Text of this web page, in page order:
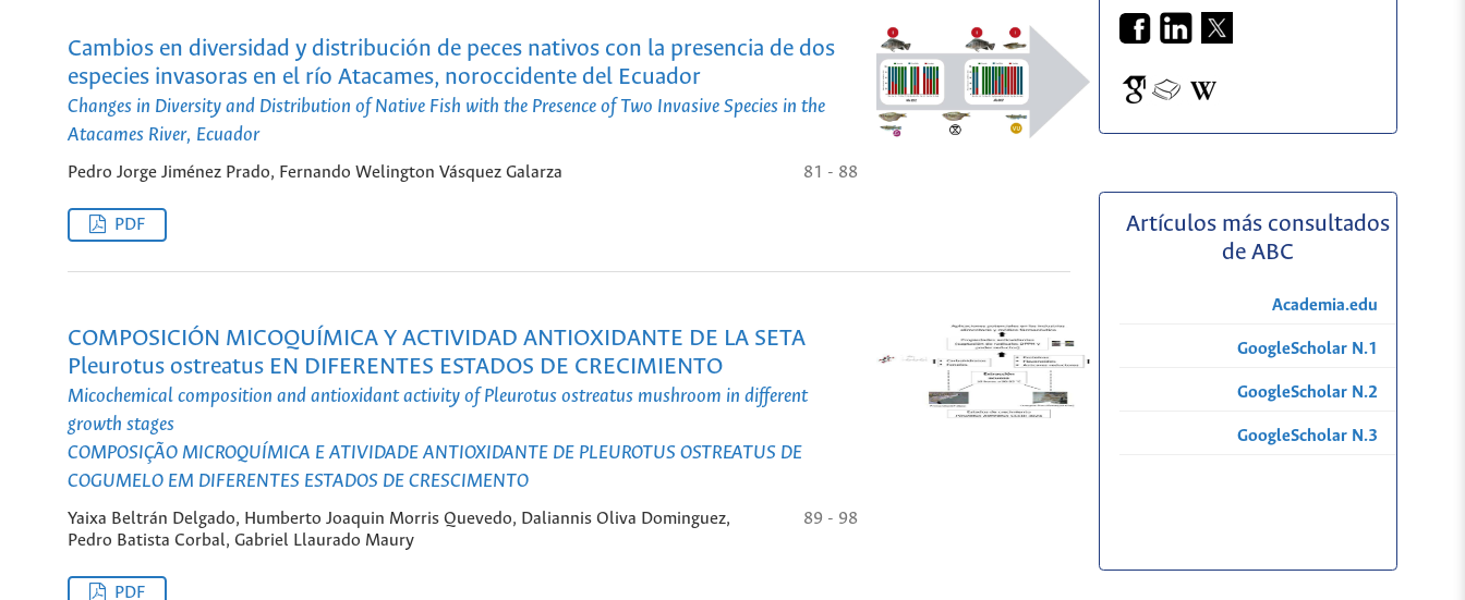
Cambios en diversidad y distribución de peces nativos con la presencia de dos
especies invasoras en el río Atacames, noroccidente del Ecuador
Changes in Diversity and Distribution of Native Fish with the Presence of Two Invasive Species in the
Atacames River, Ecuador
Pedro Jorge Jiménez Prado, Fernando Welington Vásquez Galarza 81 - 88
PDF
COMPOSICIÓN MICOQUÍMICA Y ACTIVIDAD ANTIOXIDANTE DE LA SETA
Pleurotus ostreatus EN DIFERENTES ESTADOS DE CRECIMIENTO
Micochemical composition and antioxidant activity of Pleurotus ostreatus mushroom in different
growth stages
COMPOSIÇÃO MICROQUÍMICA E ATIVIDADE ANTIOXIDANTE DE PLEUROTUS OSTREATUS DE
COGUMELO EM DIFERENTES ESTADOS DE CRESCIMENTO
Yaixa Beltrán Delgado, Humberto Joaquin Morris Quevedo, Daliannis Oliva Dominguez,
Pedro Batista Corbal, Gabriel Llaurado Maury
89 - 98
PDF
Artículos más consultados
de ABC
Academia.edu
GoogleScholar N.1
GoogleScholar N.2
GoogleScholar N.3